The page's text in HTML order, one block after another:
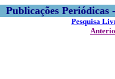
Publicações
Pesquisa